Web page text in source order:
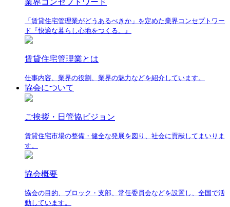
業界コンセプトワード
「賃貸住宅管理業がどうあるべきか」を定めた業界コンセプトワー
ド『快適な暮らし心地をつくる。』
賃貸住宅管理業とは
仕事内容、業界の役割、業界の魅力などを紹介しています。
協会について
ご挨拶・日管協ビジョン
賃貸住宅市場の整備・健全な発展を図り、社会に貢献してまいりま
す。
協会概要
協会の目的、ブロック・支部、常任委員会などを設置し、全国で活
動しています。